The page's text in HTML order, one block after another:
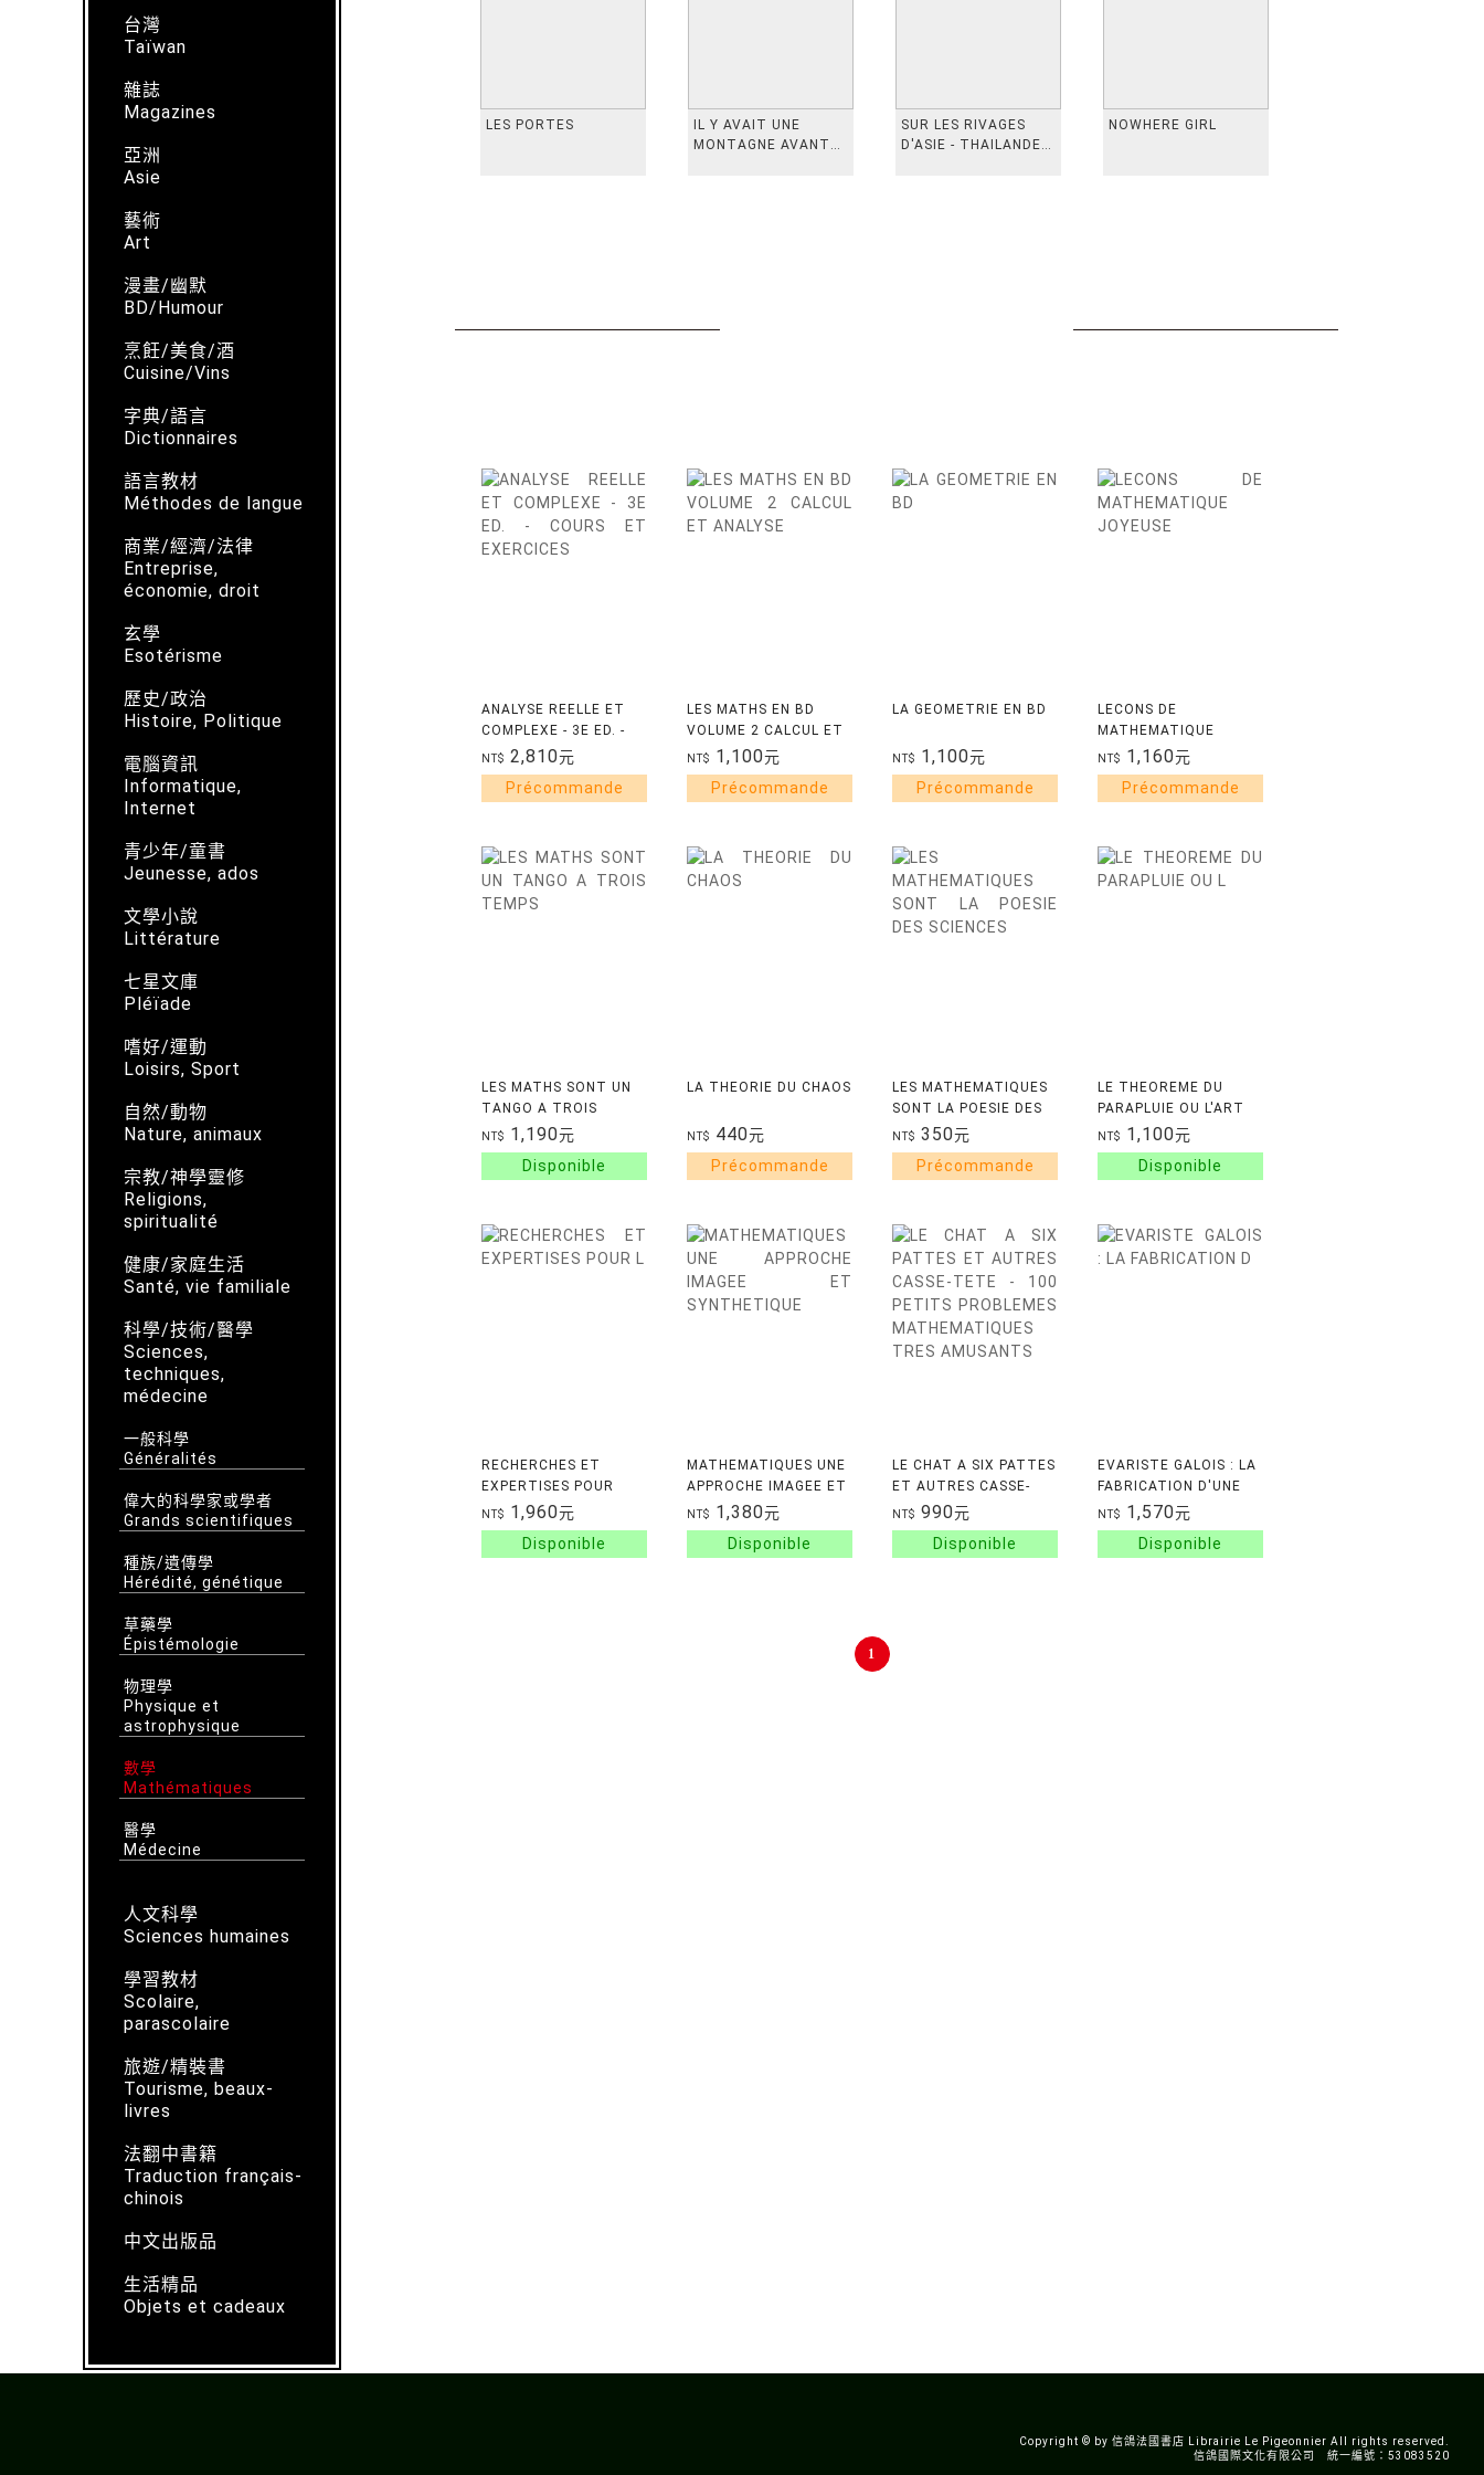
台灣
Taïwan
雜誌
Magazines
亞洲
Asie
藝術
Art
漫畫/幽默
BD/Humour
烹飪/美食/酒
Cuisine/Vins
字典/語言
Dictionnaires
語言教材
Méthodes de langue
商業/經濟/法律
Entreprise,
économie, droit
玄學
Esotérisme
歷史/政治
Histoire, Politique
電腦資訊
Informatique,
Internet
青少年/童書
Jeunesse, ados
文學小說
Littérature
七星文庫
Pléïade
嗜好/運動
Loisirs, Sport
自然/動物
Nature, animaux
宗教/神學靈修
Religions,
spiritualité
健康/家庭生活
Santé, vie familiale
科學/技術/醫學
Sciences,
techniques,
médecine
一般科學
Généralités
偉大的科學家或學者
Grands scientifiques
種族/遺傳學
Hérédité, génétique
草藥學
Épistémologie
物理學
Physique et
astrophysique
數學
Mathématiques
醫學
Médecine
人文科學
Sciences humaines
學習教材
Scolaire,
parascolaire
旅遊/精裝書
Tourisme, beaux-
livres
法翻中書籍
Traduction français-
chinois
中文出版品
生活精品
Objets et cadeaux
LES PORTES
IL Y AVAIT UNE
MONTAGNE AVANT
SUR LES RIVAGES
D'ASIE - THAILANDE,
NOWHERE GIRL
ANALYSE REELLE ET
COMPLEXE - 3E ED. -
COURS ET EXERCICES
NT$ 2,810元
LES MATHS EN BD
VOLUME 2 CALCUL ET
ANALYSE
NT$ 1,100元
LA GEOMETRIE EN BD
NT$ 1,100元
LECONS DE
MATHEMATIQUE
JOYEUSE
NT$ 1,160元
LES MATHS SONT UN
TANGO A TROIS
TEMPS
NT$ 1,190元
LA THEORIE DU CHAOS
NT$ 440元
LES MATHEMATIQUES
SONT LA POESIE DES
SCIENCES
NT$ 350元
LE THEOREME DU
PARAPLUIE OU L'ART
D'OBSERVER LE
MONDE DANS LE BON
NT$ 1,100元
RECHERCHES ET
EXPERTISES POUR
L'ENSEIGNEMENT
SCIENTIFIQUE
TECHNOLOGIE -
NT$ 1,960元
MATHEMATIQUES UNE
APPROCHE IMAGEE ET
SYNTHETIQUE
NT$ 1,380元
LE CHAT A SIX PATTES
ET AUTRES CASSE-
TETE - 100 PETITS
PROBLEMES
MATHEMATIQUES
NT$ 990元
EVARISTE GALOIS : LA
FABRICATION D'UNE
ICONE MATHEMATIQUE
NT$ 1,570元
1
Copyright © by 信鴿法國書店 Librairie Le Pigeonnier All rights reserved.
信鴿國際文化有限公司 統一編號：53083520